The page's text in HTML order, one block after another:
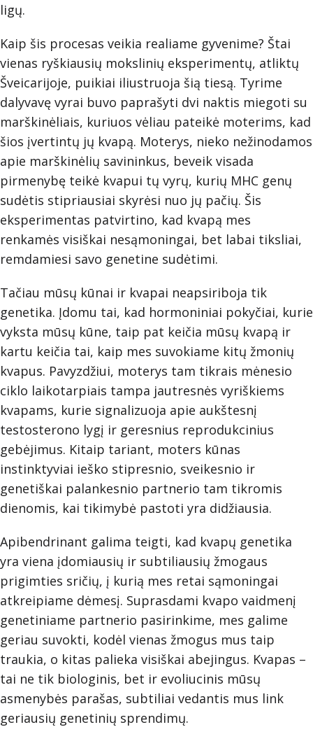
ligų.
Kaip šis procesas veikia realiame gyvenime? Štai
vienas ryškiausių mokslinių eksperimentų, atliktų
Šveicarijoje, puikiai iliustruoja šią tiesą. Tyrime
dalyvavę vyrai buvo paprašyti dvi naktis miegoti su
marškinėliais, kuriuos vėliau pateikė moterims, kad
šios įvertintų jų kvapą. Moterys, nieko nežinodamos
apie marškinėlių savininkus, beveik visada
pirmenybę teikė kvapui tų vyrų, kurių MHC genų
sudėtis stipriausiai skyrėsi nuo jų pačių. Šis
eksperimentas patvirtino, kad kvapą mes
renkamės visiškai nesąmoningai, bet labai tiksliai,
remdamiesi savo genetine sudėtimi.
Tačiau mūsų kūnai ir kvapai neapsiriboja tik
genetika. Įdomu tai, kad hormoniniai pokyčiai, kurie
vyksta mūsų kūne, taip pat keičia mūsų kvapą ir
kartu keičia tai, kaip mes suvokiame kitų žmonių
kvapus. Pavyzdžiui, moterys tam tikrais mėnesio
ciklo laikotarpiais tampa jautresnės vyriškiems
kvapams, kurie signalizuoja apie aukštesnį
testosterono lygį ir geresnius reprodukcinius
gebėjimus. Kitaip tariant, moters kūnas
instinktyviai ieško stipresnio, sveikesnio ir
genetiškai palankesnio partnerio tam tikromis
dienomis, kai tikimybė pastoti yra didžiausia.
Apibendrinant galima teigti, kad kvapų genetika
yra viena įdomiausių ir subtiliausių žmogaus
prigimties sričių, į kurią mes retai sąmoningai
atkreipiame dėmesį. Suprasdami kvapo vaidmenį
genetiniame partnerio pasirinkime, mes galime
geriau suvokti, kodėl vienas žmogus mus taip
traukia, o kitas palieka visiškai abejingus. Kvapas –
tai ne tik biologinis, bet ir evoliucinis mūsų
asmenybės parašas, subtiliai vedantis mus link
geriausių genetinių sprendimų.